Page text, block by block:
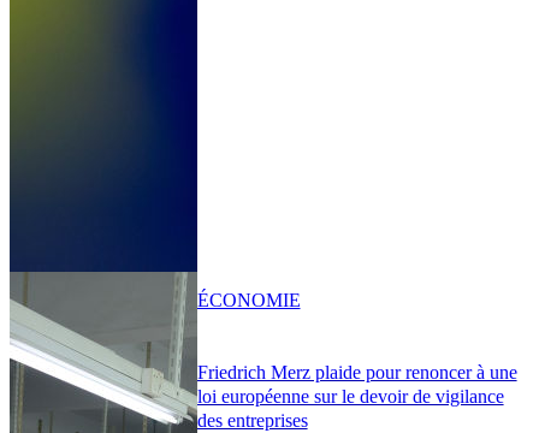
Friedrich Merz plaide pour renoncer à une
loi européenne sur le devoir de vigilance
des entreprises
ÉCONOMIE